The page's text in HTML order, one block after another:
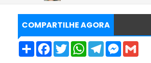
COMPARTILHE AGORA
S
F
T
w
W
T
M